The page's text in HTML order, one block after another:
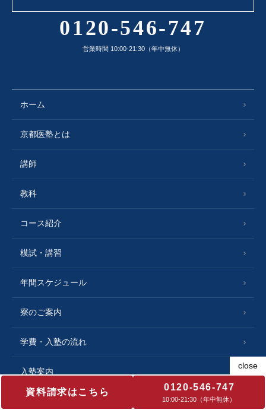
資料請求はこちら 0120-546-747
10:00‐21:30（年中無休）
ホーム
京都医塾とは
講師
教科
コース紹介
模試・講習
年間スケジュール
寮のご案内
学費・入塾の流れ
入塾案内
0120-546-747
営業時間 10:00-21:30（年中無休）